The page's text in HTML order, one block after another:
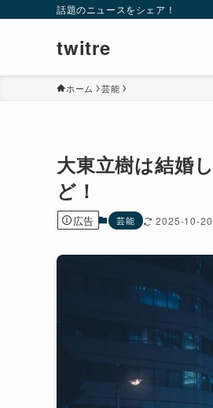
話題のニュースをシェア！
twitre
ホーム 芸能
大東立樹は結婚
ど！
広告 芸能 2025-10-20